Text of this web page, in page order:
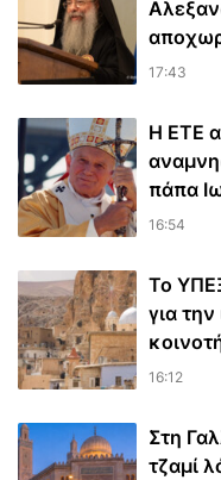
17:43
Η ΕΤΕ
πάπα
16:54
Το
για
16:12
Στη
τζαμί